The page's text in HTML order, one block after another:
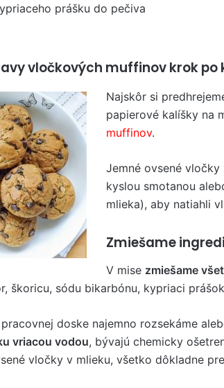
prášku do pečiva
vločkových muffinov krok po
Najskôr si
papierové kalíšky na
muffinov.
Jemné ovsené vločky
kyslou smotanou
mlieka), aby natiahli
Zmiešame
V mise zmiešame
škoricu, sódu bikarbónu, kypriaci
doske najemno rozsekáme
vriacou vodou, bývajú chemicky
vločky v mlieku, všetko dôkladne